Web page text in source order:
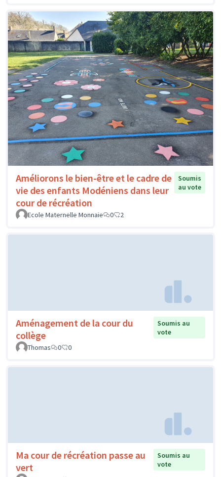
Améliorons le bien-être et le cadre de
vie des enfants Modéniens dans leur
cour de récréation
Soumis
au vote
Ecole Maternelle Monnaie 0 2
Aménagement de la cour du
collège
Soumis au
vote
Thomas
0 0
Ma cour de récréation passe au
vert
Soumis au
vote